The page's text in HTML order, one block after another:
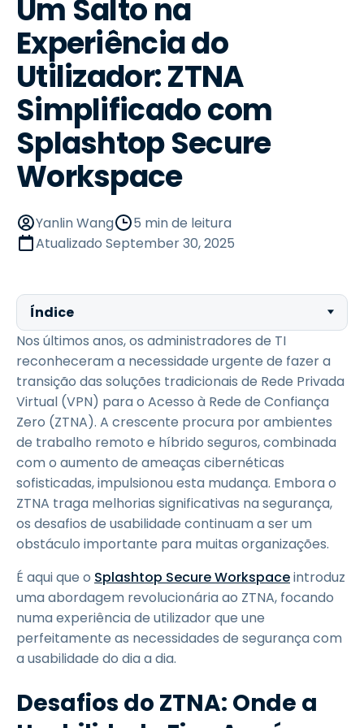
Um Salto na
Experiência do
Utilizador: ZTNA
Simplificado com
Splashtop Secure
Workspace
Yanlin Wang
5 min de leitura
Atualizado September 30, 2025
Índice
Nos últimos anos, os administradores de TI
reconheceram a necessidade urgente de fazer a
transição das soluções tradicionais de Rede Privada
Virtual (VPN) para o Acesso à Rede de Confiança
Zero (ZTNA). A crescente procura por ambientes
de trabalho remoto e híbrido seguros, combinada
com o aumento de ameaças cibernéticas
sofisticadas, impulsionou esta mudança. Embora o
ZTNA traga melhorias significativas na segurança,
os desafios de usabilidade continuam a ser um
obstáculo importante para muitas organizações.
É aqui que o Splashtop Secure Workspaceintroduz
uma abordagem revolucionária ao ZTNA, focando
numa experiência de utilizador que une
perfeitamente as necessidades de segurança com
a usabilidade do dia a dia.
Desafios do ZTNA: Onde a